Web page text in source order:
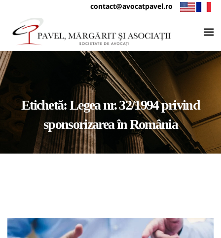
contact@avocatpavel.ro
Etichetă:Legea nr. 32/1994 privind
sponsorizarea în România